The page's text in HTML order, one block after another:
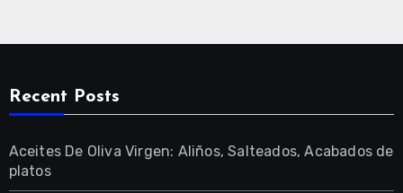
Recent Posts
Aceites De Oliva Virgen: Aliños, Salteados, Acabados de
platos